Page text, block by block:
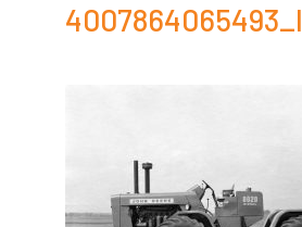
4007864065493_I